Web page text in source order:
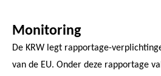
Monitoring
De KRW legt rapportage-
van de EU. Onder deze rapportage